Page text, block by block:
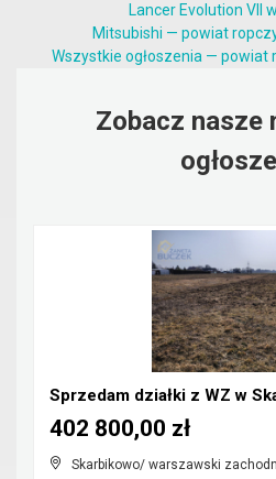
Lancer Evolution VII
Mitsubishi — powiat
Wszystkie ogłoszenia — powiat
Zobacz nasze
Sprzedam działki z WZ w
Skarbikowo/ warszawski
402 800,00 zł